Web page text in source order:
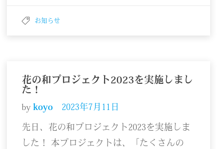
お知らせ
花の和プロジェクト2023を実施しまし
た！
by koyo 2023年7月11日
先日、花の和プロジェクト2023を実施しま
した！ 本プロジェクトは、「たくさんの